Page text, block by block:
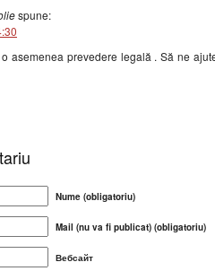
spune:
asemenea prevedere legală . Să ne
Nume (obligatoriu)
Mail (nu va fi publicat) (obligatoriu)
Вебсайт